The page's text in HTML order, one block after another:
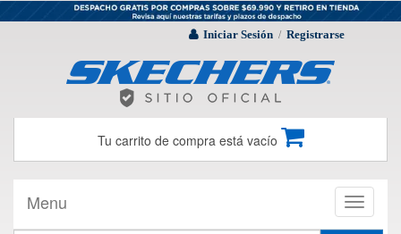
Iniciar Sesión / Registrarse
Tu carrito de compra está vacío
Toggle
Menu